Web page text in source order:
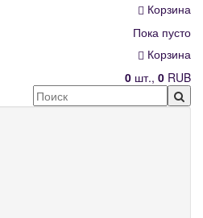
Корзина
Пока пусто
Корзина
0 шт., 0 RUB